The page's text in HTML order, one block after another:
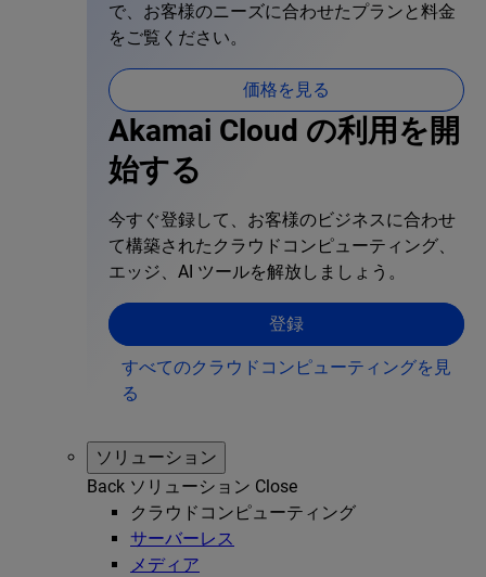
で、お客様のニーズに合わせたプランと料金
をご覧ください。
価格を見る
Akamai Cloud の利用を開
始する
今すぐ登録して、お客様のビジネスに合わせ
て構築されたクラウドコンピューティング、
エッジ、AI ツールを解放しましょう。
登録
すべてのクラウドコンピューティングを見
る
ソリューション
Back ソリューション Close
クラウドコンピューティング
サーバーレス
メディア